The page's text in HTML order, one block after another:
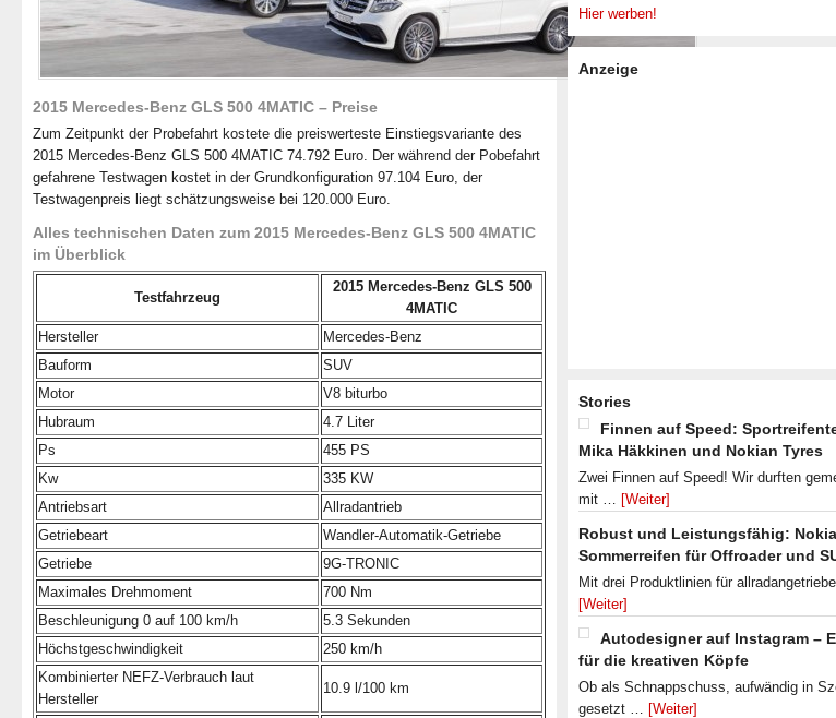
2015 Mercedes-Benz GLS 500 4MATIC – Preise
Zum Zeitpunkt der Probefahrt kostete die preiswerteste Einstiegsvariante des
2015 Mercedes-Benz GLS 500 4MATIC 74.792 Euro. Der während der Pobefahrt
gefahrene Testwagen kostet in der Grundkonfiguration 97.104 Euro, der
Testwagenpreis liegt schätzungsweise bei 120.000 Euro.
Alles technischen Daten zum 2015 Mercedes-Benz GLS 500 4MATIC
im Überblick
Testfahrzeug
2015 Mercedes-Benz GLS 500
4MATIC
Hersteller
Mercedes-Benz
Bauform
SUV
Motor
V8 biturbo
Hubraum
4.7 Liter
Ps
455 PS
Kw
335 KW
Antriebsart
Allradantrieb
Getriebeart
Wandler-Automatik-Getriebe
Getriebe
9G-TRONIC
Maximales Drehmoment
700 Nm
Beschleunigung 0 auf 100 km/h
5.3 Sekunden
Höchstgeschwindigkeit
250 km/h
Kombinierter NEFZ-Verbrauch laut
Hersteller
10.9 l/100 km
Hier werben!
Anzeige
Stories
Finnen auf Speed:
Mika Häkkinen und Nokian Tyres
Zwei Finnen auf Speed! Wir durften
mit … [Weiter]
Robust und Leistungsfähig:
Sommerreifen für Offroader und
Mit drei Produktlinien für
[Weiter]
Autodesigner auf Instagram –
für die kreativen Köpfe
Ob als Schnappschuss, aufwändig in
gesetzt … [Weiter]